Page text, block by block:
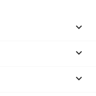


keyboard_arrow_down